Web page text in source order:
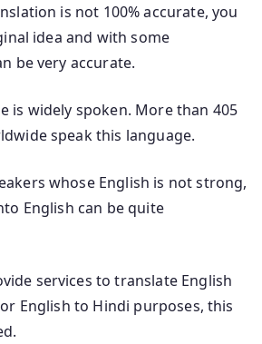
is not 100% accurate, you
idea and with some
be very accurate.
is widely spoken. More than 405
speak this language.
whose English is not strong,
English can be quite
services to translate English
English to Hindi purposes, this